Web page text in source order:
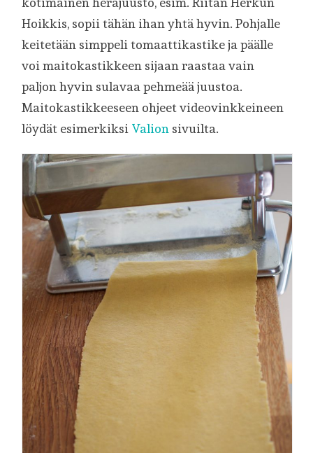
Hoikkis, sopii tähän ihan yhtä hyvin. Pohjalle
keitetään simppeli tomaattikastike ja päälle
voi maitokastikkeen sijaan raastaa vain
paljon hyvin sulavaa pehmeää juustoa.
Maitokastikkeeseen ohjeet videovinkkeineen
löydät esimerkiksi Valion sivuilta.